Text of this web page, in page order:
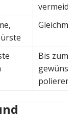
vermeiden
Bis zum
polieren